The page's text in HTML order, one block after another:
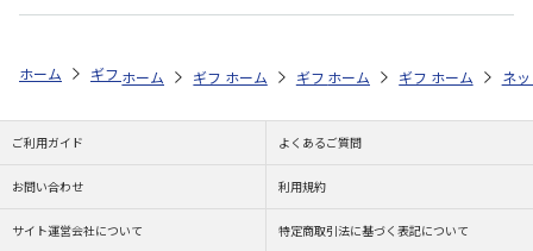
ホーム ギフトストア お中元・夏ギフト特集 2026 贈る相手から探す
ホーム ギフトストア お中元・夏ギフト特集 2026
ホーム ギフトストア お中元・夏ギフト
ホーム ギフトストア お
ホーム ネ
ご利用ガイド よくあるご質問
お問い合わせ 利用規約
サイト運営会社について 特定商取引法に基づく表記について